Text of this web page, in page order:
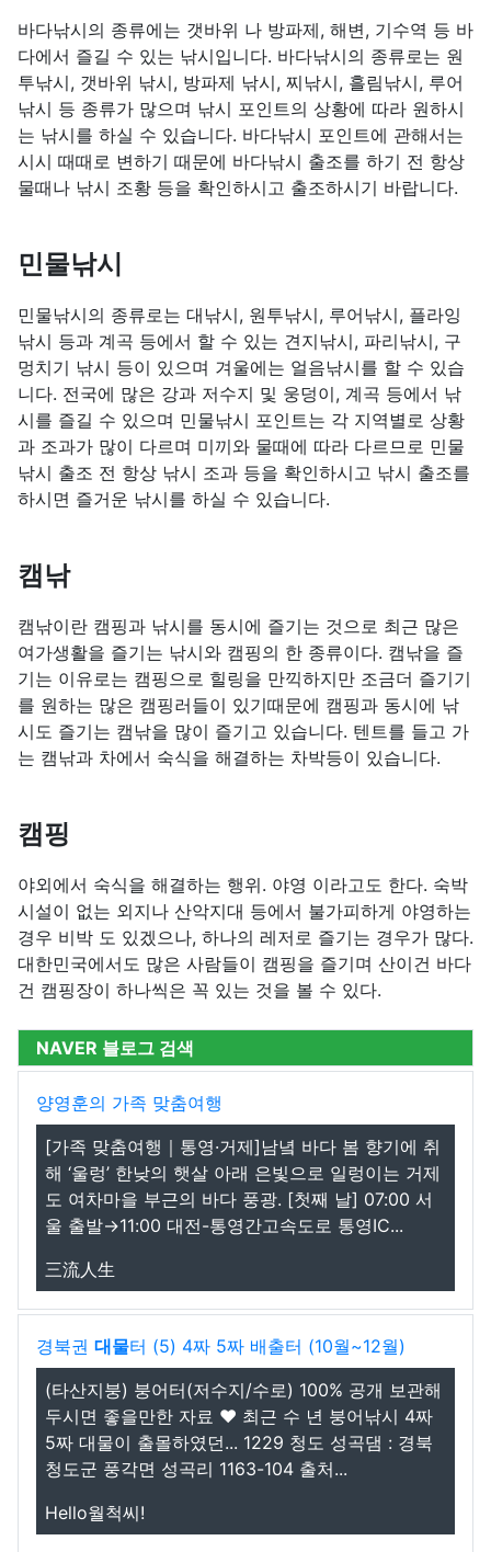
바다낚시의 종류에는 갯바위 나 방파제, 해변, 기수역 등 바
다에서 즐길 수 있는 낚시입니다. 바다낚시의 종류로는 원
투낚시, 갯바위 낚시, 방파제 낚시, 찌낚시, 흘림낚시, 루어
낚시 등 종류가 많으며 낚시 포인트의 상황에 따라 원하시
는 낚시를 하실 수 있습니다. 바다낚시 포인트에 관해서는
시시 때때로 변하기 때문에 바다낚시 출조를 하기 전 항상
물때나 낚시 조황 등을 확인하시고 출조하시기 바랍니다.
민물낚시
민물낚시의 종류로는 대낚시, 원투낚시, 루어낚시, 플라잉
낚시 등과 계곡 등에서 할 수 있는 견지낚시, 파리낚시, 구
멍치기 낚시 등이 있으며 겨울에는 얼음낚시를 할 수 있습
니다. 전국에 많은 강과 저수지 및 웅덩이, 계곡 등에서 낚
시를 즐길 수 있으며 민물낚시 포인트는 각 지역별로 상황
과 조과가 많이 다르며 미끼와 물때에 따라 다르므로 민물
낚시 출조 전 항상 낚시 조과 등을 확인하시고 낚시 출조를
하시면 즐거운 낚시를 하실 수 있습니다.
캠낚
캠낚이란 캠핑과 낚시를 동시에 즐기는 것으로 최근 많은
여가생활을 즐기는 낚시와 캠핑의 한 종류이다. 캠낚을 즐
기는 이유로는 캠핑으로 힐링을 만끽하지만 조금더 즐기기
를 원하는 많은 캠핑러들이 있기때문에 캠핑과 동시에 낚
시도 즐기는 캠낚을 많이 즐기고 있습니다. 텐트를 들고 가
는 캠낚과 차에서 숙식을 해결하는 차박등이 있습니다.
캠핑
야외에서 숙식을 해결하는 행위. 야영 이라고도 한다. 숙박
시설이 없는 외지나 산악지대 등에서 불가피하게 야영하는
경우 비박 도 있겠으나, 하나의 레저로 즐기는 경우가 많다.
대한민국에서도 많은 사람들이 캠핑을 즐기며 산이건 바다
건 캠핑장이 하나씩은 꼭 있는 것을 볼 수 있다.
NAVER 블로그 검색
양영훈의 가족 맞춤여행
[가족 맞춤여행｜통영·거제]남녘 바다 봄 향기에 취
해 ‘울렁’ 한낮의 햇살 아래 은빛으로 일렁이는 거제
도 여차마을 부근의 바다 풍광. [첫째 날] 07:00 서
울 출발→11:00 대전-통영간고속도로 통영IC...
三流人生
경북권 대물터 (5) 4짜 5짜 배출터 (10월~12월)
(타산지붕) 붕어터(저수지/수로) 100% 공개 보관해
두시면 좋을만한 자료 ❤️ 최근 수 년 붕어낚시 4짜
5짜 대물이 출몰하였던... 1229 청도 성곡댐 : 경북
청도군 풍각면 성곡리 1163-104 출처...
Hello월척씨!